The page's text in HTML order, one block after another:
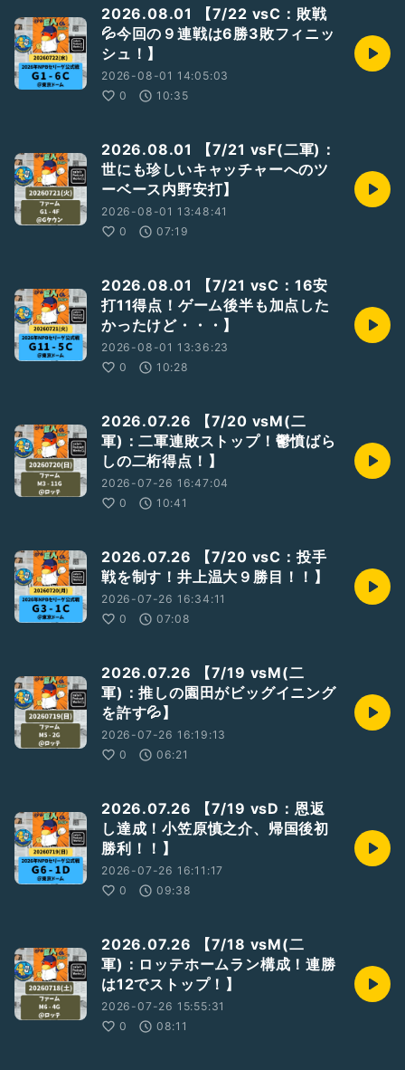
2026.08.01 【7/22 vsC：敗戦
💦今回の９連戦は6勝3敗フィニッ
シュ！】
2026-08-01 14:05:03
0
10:35
2026.08.01 【7/21 vsF(二軍)：
世にも珍しいキャッチャーへのツ
ーベース内野安打】
2026-08-01 13:48:41
0
07:19
2026.08.01 【7/21 vsC：16安
打11得点！ゲーム後半も加点した
かったけど・・・】
2026-08-01 13:36:23
0
10:28
2026.07.26 【7/20 vsM(二
軍)：二軍連敗ストップ！鬱憤ばら
しの二桁得点！】
2026-07-26 16:47:04
0
10:41
2026.07.26 【7/20 vsC：投手
戦を制す！井上温大９勝目！！】
2026-07-26 16:34:11
0
07:08
2026.07.26 【7/19 vsM(二
軍)：推しの園田がビッグイニング
を許す💦】
2026-07-26 16:19:13
0
06:21
2026.07.26 【7/19 vsD：恩返
し達成！小笠原慎之介、帰国後初
勝利！！】
2026-07-26 16:11:17
0
09:38
2026.07.26 【7/18 vsM(二
軍)：ロッテホームラン構成！連勝
は12でストップ！】
2026-07-26 15:55:31
0
08:11